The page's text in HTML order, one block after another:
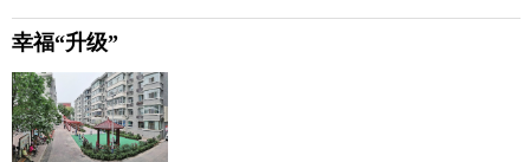
幸福“升级”